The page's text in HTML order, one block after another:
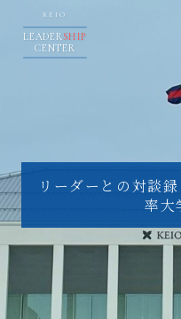
KEIO
LEADERSHIP
CENTER
リーダーとの対談
率